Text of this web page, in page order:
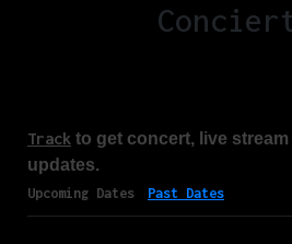
Track to get concert, live
updates.
Upcoming Dates Past Dates